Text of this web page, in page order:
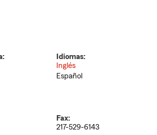
Idiomas:
Inglés
Español
Fax:
217-529-6143